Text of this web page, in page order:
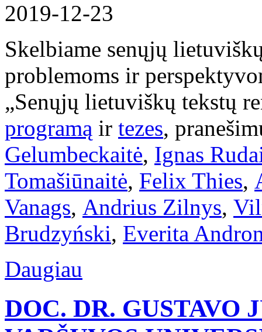
2019-12-23
Skelbiame senųjų
problemoms ir
„Senųjų lietuviškų tekstų
programą ir tezes,
Gelumbeckaitė, Ignas
Tomašiūnaitė, Felix Thies,
Vanags, Andrius Zilnys,
Brudzyński, Everita
Daugiau
DOC. DR. GUSTAVO